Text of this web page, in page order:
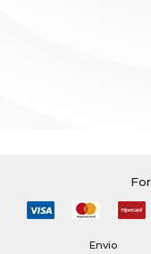
Envio